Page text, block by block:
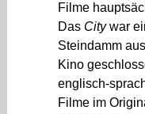
Filme
Das Citywar
Steindamm
Kino
englisch-
Filme im